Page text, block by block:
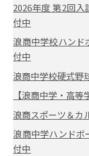
2026年度 第2回
付中
浪商中学校ハン
付中
浪商中学校硬式
【浪商中学・高
浪商スポーツ＆カ
浪商中学ハンド
付中